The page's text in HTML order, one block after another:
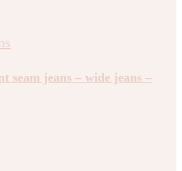
seam jeans – wide jeans –